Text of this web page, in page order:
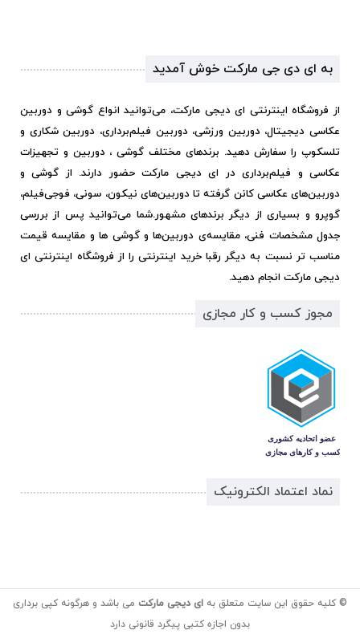
به ای دی جی مارکت خوش آمدید
از فروشگاه اینترنتی ای دیجی مارکت، می‌توانید انواع گوشی و دوربین
عکاسی دیجیتال، دوربین ورزشی، دوربین فیلم‌برداری، دوربین شکاری و
تلسکوپ را سفارش دهید. برندهای مختلف گوشی ، دوربین و تجهیزات
عکاسی و فیلم‌برداری در ای دیجی مارکت حضور دارند. از گوشی و
دوربین‌های عکاسی کانن گرفته تا دوربین‌های نیکون، سونی، فوجی‌فیلم،
گوپرو و بسیاری از دیگر برندهای مشهور.شما می‌توانید پس از بررسی
جدول مشخصات فنی، مقایسه‌ی دوربین‌ها و گوشی ها و مقایسه قیمت
مناسب تر نسبت به دیگر رقبا خرید اینترنتی را از فروشگاه اینترنتی ای
دیجی مارکت انجام دهید.
مجوز کسب و کار مجازی
نماد اعتماد الکترونیک
© کلیه حقوق این سایت متعلق به ای دیجی مارکت می باشد و هرگونه کپی برداری
بدون اجازه کتبی پیگرد قانونی دارد